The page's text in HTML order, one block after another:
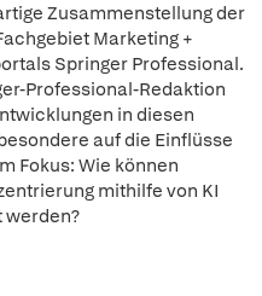
Zusammenstellung der
Marketing +
Springer Professional.
Professional-Redaktion
in diesen
auf die Einflüsse
Fokus: Wie können
mithilfe von KI